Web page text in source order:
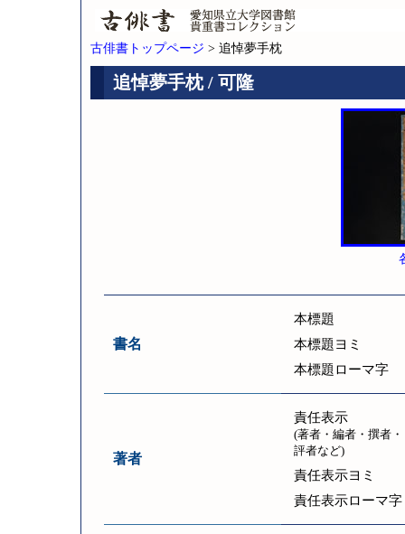
古俳書トップページ > 追悼夢手枕
追悼夢手枕 / 可隆
書名
本標題
本標題ヨミ
本標題ローマ字
著者
責任表示
(著者・編者・撰者・
評者など)
責任表示ヨミ
責任表示ローマ字